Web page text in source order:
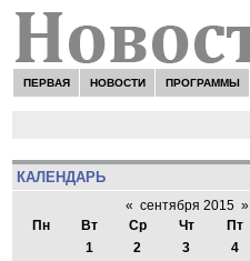
ПЕРВАЯ НОВОСТИ ПРОГРАММЫ
КАЛЕНДАРЬ
« сентября 2015 »
Пн
Вт Ср Чт Пт
1
2 3 4